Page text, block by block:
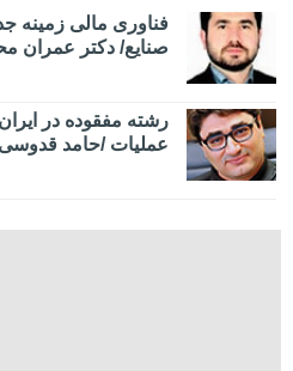
فناوری مالی زمینه
صنایع/ دکتر عمران
رشته مفقوده در
عملیات /حامد قدوسی